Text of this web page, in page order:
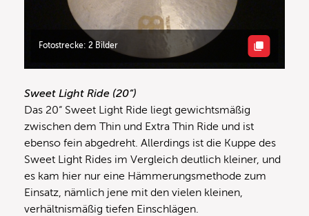
Fotostrecke: 2 Bilder
Sweet Light Ride (20“)
Das 20“ Sweet Light Ride liegt gewichtsmäßig
zwischen dem Thin und Extra Thin Ride und ist
ebenso fein abgedreht. Allerdings ist die Kuppe des
Sweet Light Rides im Vergleich deutlich kleiner, und
es kam hier nur eine Hämmerungsmethode zum
Einsatz, nämlich jene mit den vielen kleinen,
verhältnismäßig tiefen Einschlägen.